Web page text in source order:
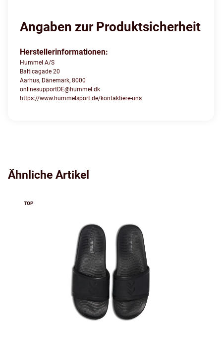
Angaben zur Produktsicherheit
Herstellerinformationen:
Hummel A/S
Balticagade 20
Aarhus, Dänemark, 8000
onlinesupportDE@hummel.dk
https://www.hummelsport.de/kontaktiere-uns
Ähnliche Artikel
TOP